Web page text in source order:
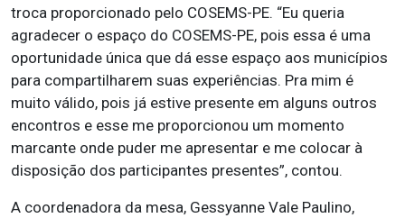
troca proporcionado pelo COSEMS-PE. “Eu queria
agradecer o espaço do COSEMS-PE, pois essa é uma
oportunidade única que dá esse espaço aos municípios
para compartilharem suas experiências. Pra mim é
muito válido, pois já estive presente em alguns outros
encontros e esse me proporcionou um momento
marcante onde puder me apresentar e me colocar à
disposição dos participantes presentes”, contou.
A coordenadora da mesa, Gessyanne Vale Paulino,